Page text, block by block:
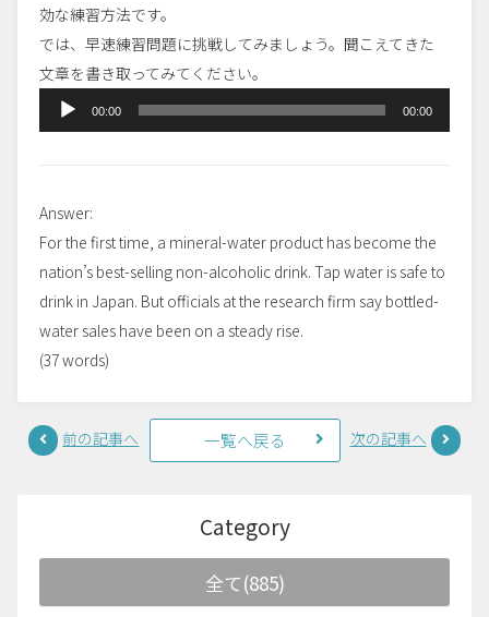
効な練習方法です。
では、早速練習問題に挑戦してみましょう。聞こえてきた
文章を書き取ってみてください。
声
ー
ヤ
ー
00:00 00:00
Answer:
For the first time, a mineral-water product has become the
nation’s best-selling non-alcoholic drink. Tap water is safe to
drink in Japan. But officials at the research firm say bottled-
water sales have been on a steady rise.
(37 words)
前の記事へ 一覧へ戻る 次の記事へ
Category
全て(885)